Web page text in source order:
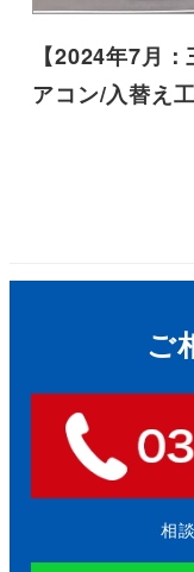
【2024年7月
アコン/入替え
ご
相